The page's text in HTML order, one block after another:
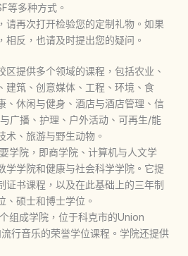
等多种方式。
请再次打开检验您的定制礼物。如果
相反，也请及时提出您的疑问。
区提供多个领域的课程，包括农业、
建筑、创意媒体、工程、环境、食
、休闲与健身、酒店与酒店管理、信
广播、护理、户外活动、可再生/能
术、旅游与野生动物。
学院，即商学院、计算机与人文学
学学院和健康与社会科学学院。它提
证书课程，以及在此基础上的三年制
、硕士和博士学位。
组成学院，位于科克市的Union
行音乐的荣誉学位课程。学院还提供